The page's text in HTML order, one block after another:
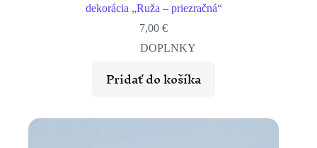
dekorácia „Ruža – priezračná“
7,00€
DOPLNKY
Pridať do košíka